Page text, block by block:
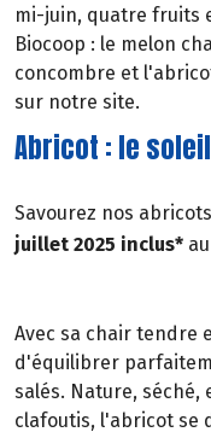
mi-juin, quatre fruits
Biocoop : le melon
concombre et
sur notre site.
Abricot : le
Savourez nos
juillet 2025 inclus*
Avec sa chair tendre
d'équilibrer
salés. Nature,
clafoutis, l'abricot se